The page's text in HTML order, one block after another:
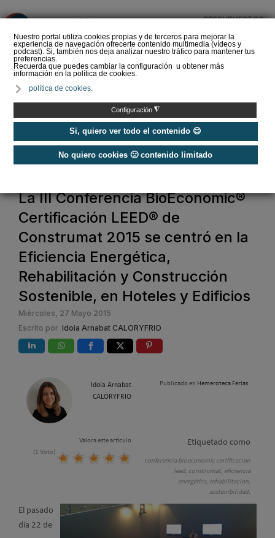
Nuestro portal utiliza cookies propias y de terceros para mejorar la
experiencia de navegación ofrecerte contenido multimedia (vídeos y
podcast). Si, también nos deja analizar nuestro tráfico para mantener tus
preferencias.
Recuerda que puedes cambiar la configuración u obtener más
información en la política de cookies.
política de cookies.
Configuración ◮
Si, quiero ver todo el contenido 😊
No quiero cookies 🙁 contenido limitado
PRESUPUESTOS
registro para visitantes
profesionales
La III Conferencia BioEconomic®
Certificación LEED® de
Construmat 2015 se centró en la
Eficiencia Energética,
Rehabilitación y Construcción
Sostenible, en Hoteles y Edificios
Miércoles, 27 Mayo 2015
Escrito por Idoia Arnabat CALORYFRIO
Idoia Arnabat
CALORYFRIO
Publicado en Hemeroteca Ferias
Valora este artículo
(1 Voto)
Etiquetado como
conferencia bioeconomic certificacion
leed, construmat, eficiencia
energética, rehabilitacion,
sostenibilidad,
El pasado
día 22 de